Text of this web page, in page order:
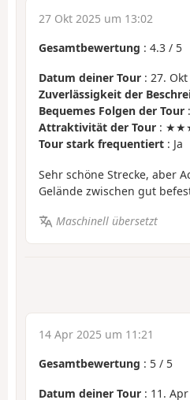
27 Okt 2025 um 13:02
Gesamtbewertung : 4.3 / 5
Datum deiner Tour : 27.
Zuverlässigkeit der
Bequemes Folgen der Tour
Attraktivität der Tour :
Tour stark frequentiert : Ja
Sehr schöne Strecke, aber
Gelände zwischen gut
Maschinell übersetzt
14 Apr 2025 um 11:21
Gesamtbewertung : 5 / 5
Datum deiner Tour : 11.